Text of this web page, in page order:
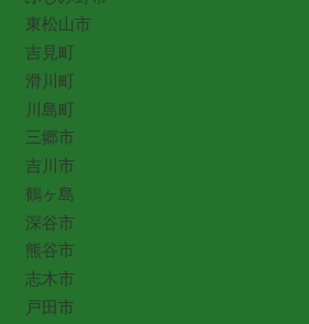
東松山市
吉見町
滑川町
川島町
三郷市
吉川市
鶴ヶ島
深谷市
熊谷市
志木市
戸田市